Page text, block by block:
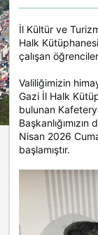
İl Kültür ve
Halk
çalışan
Valiliğimizin
Gazi İl Halk
bulunan
Nisan 2026
başlamıştır.